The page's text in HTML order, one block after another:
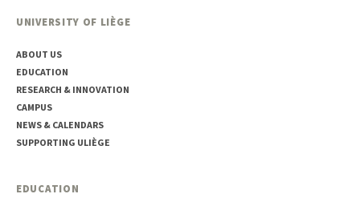
UNIVERSITY OF LIÈGE
ABOUT US
EDUCATION
RESEARCH & INNOVATION
CAMPUS
NEWS & CALENDARS
SUPPORTING ULIÈGE
EDUCATION